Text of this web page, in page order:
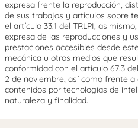
expresa frente la reproducción,
de sus trabajos y artículos sobre
el artículo 33.1 del TRLPI,
expresa de las reproducciones y
prestaciones accesibles desde
mecánica u otros medios que
conformidad con el artículo 67.3
2 de noviembre, así como frente
contenidos por tecnologías de
naturaleza y finalidad.